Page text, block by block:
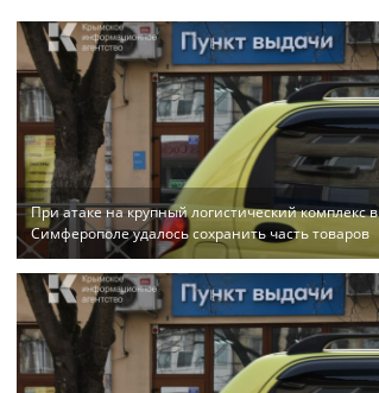
При атаке на крупный логистический комплекс в
Симферополе удалось сохранить часть товаров